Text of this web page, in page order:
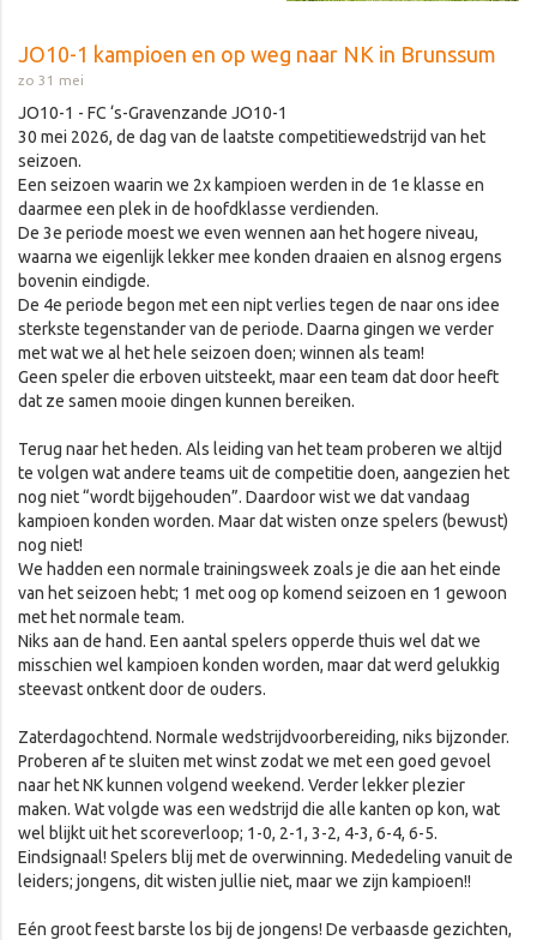
JO10-1 kampioen en op weg naar NK in Brunssum
zo 31 mei
JO10-1 - FC ‘s-Gravenzande JO10-1
30 mei 2026, de dag van de laatste competitiewedstrijd van het
seizoen.
Een seizoen waarin we 2x kampioen werden in de 1e klasse en
daarmee een plek in de hoofdklasse verdienden.
De 3e periode moest we even wennen aan het hogere niveau,
waarna we eigenlijk lekker mee konden draaien en alsnog ergens
bovenin eindigde.
De 4e periode begon met een nipt verlies tegen de naar ons idee
sterkste tegenstander van de periode. Daarna gingen we verder
met wat we al het hele seizoen doen; winnen als team!
Geen speler die erboven uitsteekt, maar een team dat door heeft
dat ze samen mooie dingen kunnen bereiken.
Terug naar het heden. Als leiding van het team proberen we altijd
te volgen wat andere teams uit de competitie doen, aangezien het
nog niet “wordt bijgehouden”. Daardoor wist we dat vandaag
kampioen konden worden. Maar dat wisten onze spelers (bewust)
nog niet!
We hadden een normale trainingsweek zoals je die aan het einde
van het seizoen hebt; 1 met oog op komend seizoen en 1 gewoon
met het normale team.
Niks aan de hand. Een aantal spelers opperde thuis wel dat we
misschien wel kampioen konden worden, maar dat werd gelukkig
steevast ontkent door de ouders.
Zaterdagochtend. Normale wedstrijdvoorbereiding, niks bijzonder.
Proberen af te sluiten met winst zodat we met een goed gevoel
naar het NK kunnen volgend weekend. Verder lekker plezier
maken. Wat volgde was een wedstrijd die alle kanten op kon, wat
wel blijkt uit het scoreverloop; 1-0, 2-1, 3-2, 4-3, 6-4, 6-5.
Eindsignaal! Spelers blij met de overwinning. Mededeling vanuit de
leiders; jongens, dit wisten jullie niet, maar we zijn kampioen!!
Eén groot feest barste los bij de jongens! De verbaasde gezichten,